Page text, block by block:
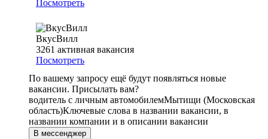
Посмотреть
ВкусВилл
3261 активная вакансия
Посмотреть
По вашему запросу ещё будут появляться новые
вакансии. Присылать вам?
водитель с личным автомобилемМытищи (Московская
область)Ключевые слова в названии вакансии, в
названии компании и в описании вакансии
В мессенджер